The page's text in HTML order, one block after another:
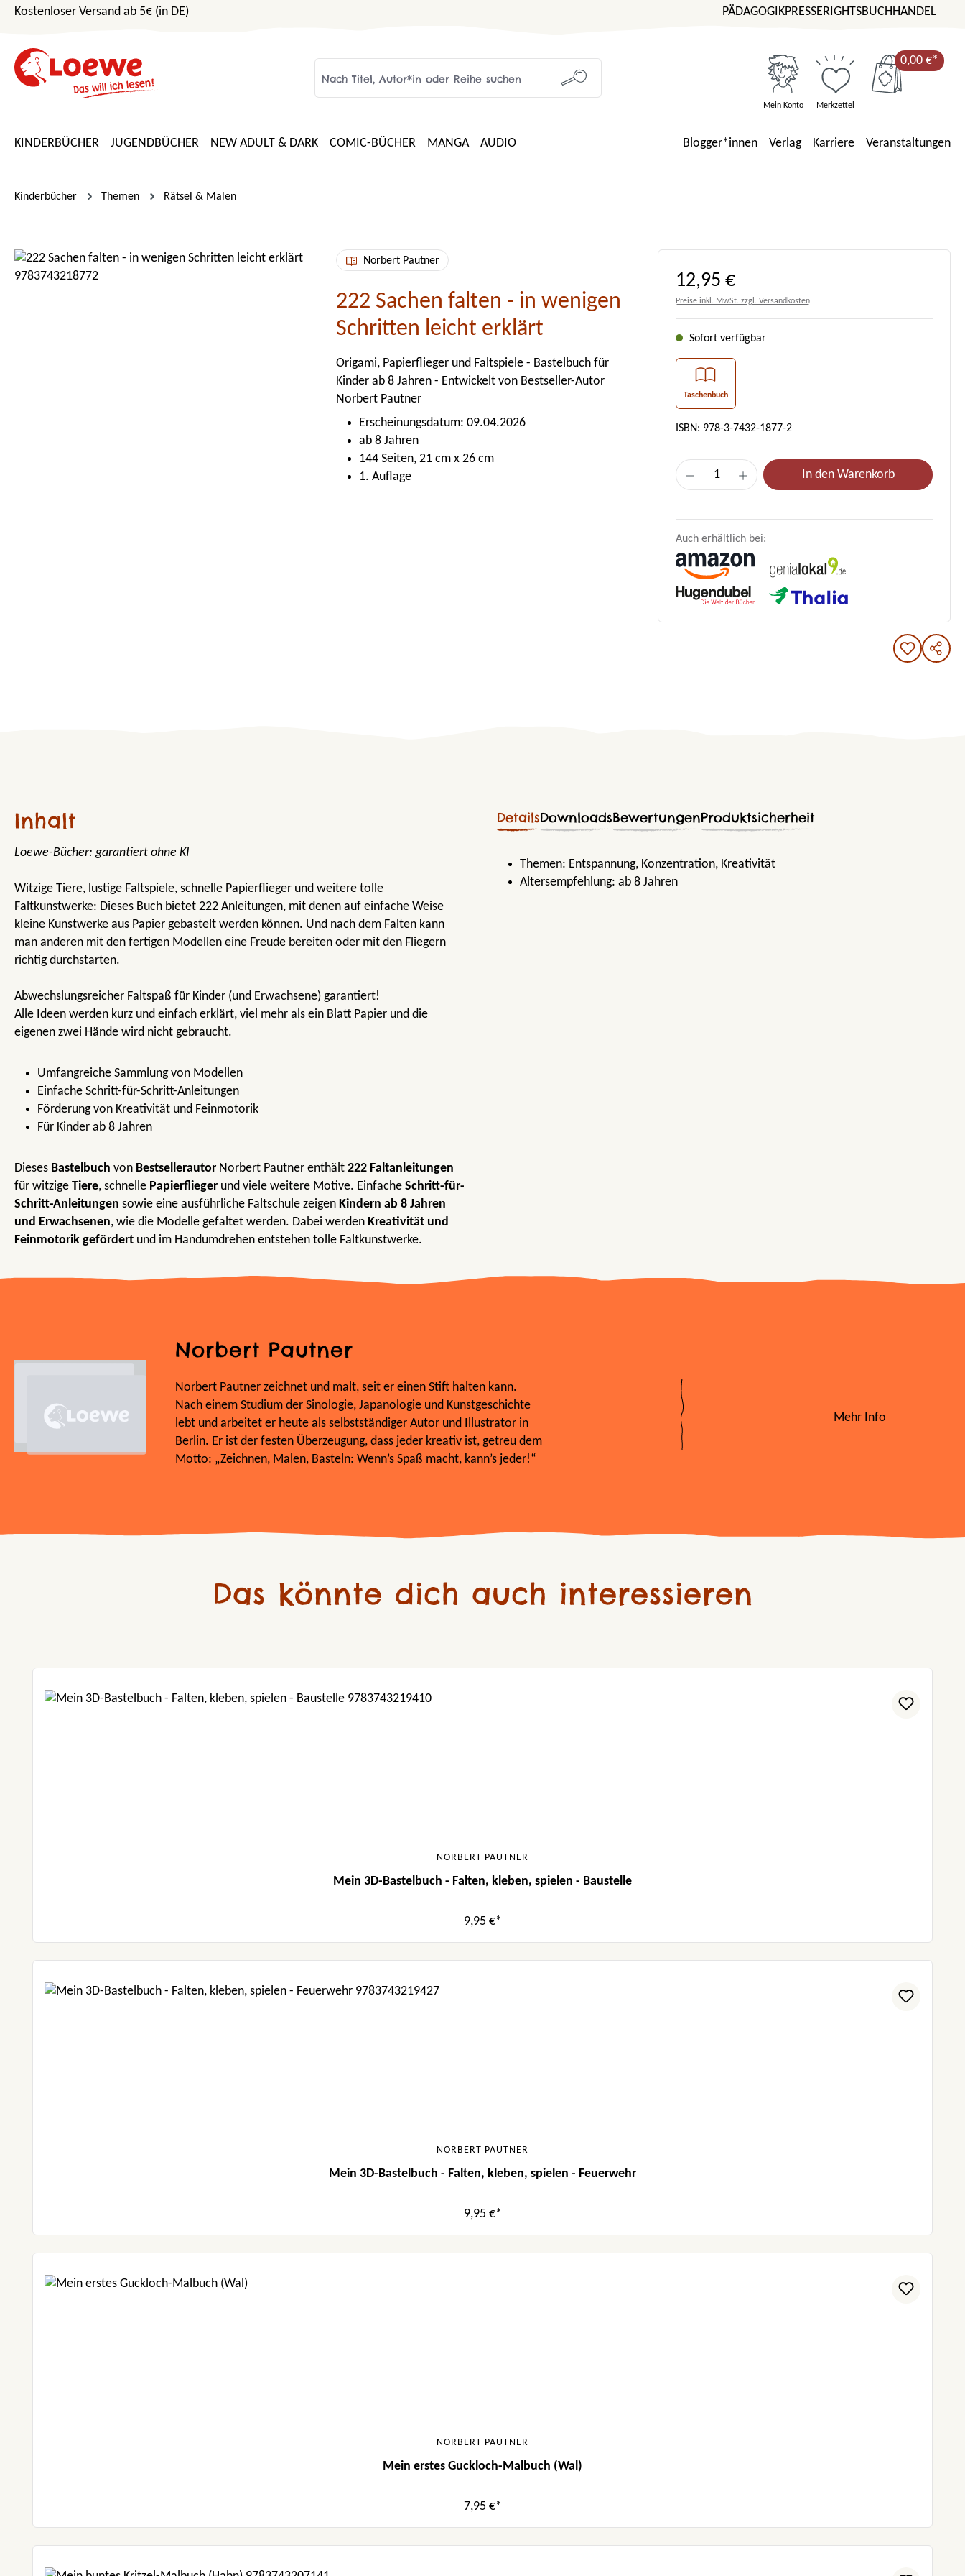
Hauptinhalt springen
Zur Suche springen
Zur Hauptnavigation springen
Kostenloser Versand ab 5€ (in DE) PÄDAGOGIKPRESSERIGHTSBUCHHANDEL
Mein Konto Merkzettel
0,00 €*
KINDERBÜCHER JUGENDBÜCHER NEW ADULT & DARK COMIC-BÜCHER MANGA AUDIO Blogger*innen Verlag Karriere Veranstaltungen
Kinderbücher Themen Rätsel & Malen
Bildergalerie überspringen Norbert Pautner
222 Sachen falten - in wenigen
Schritten leicht erklärt
Origami, Papierflieger und Faltspiele - Bastelbuch für
Kinder ab 8 Jahren - Entwickelt von Bestseller-Autor
Norbert Pautner
Erscheinungsdatum: 09.04.2026
ab 8 Jahren
144 Seiten, 21 cm x 26 cm
1. Auflage
Regulärer Preis:
12,95 €
Preise inkl. MwSt. zzgl. Versandkosten
Sofort verfügbar
Taschenbuch
ISBN: 978-3-7432-1877-2
Produkt Anzahl: Gib den gewünschten
In den Warenkorb
Auch erhältlich bei:
Inhalt
Loewe-Bücher: garantiert ohne KI
Witzige Tiere, lustige Faltspiele, schnelle Papierflieger und weitere tolle
Faltkunstwerke: Dieses Buch bietet 222 Anleitungen, mit denen auf einfache Weise
kleine Kunstwerke aus Papier gebastelt werden können. Und nach dem Falten kann
man anderen mit den fertigen Modellen eine Freude bereiten oder mit den Fliegern
richtig durchstarten.
Abwechslungsreicher Faltspaß für Kinder (und Erwachsene) garantiert!
Alle Ideen werden kurz und einfach erklärt, viel mehr als ein Blatt Papier und die
eigenen zwei Hände wird nicht gebraucht.
Umfangreiche Sammlung von Modellen
Einfache Schritt-für-Schritt-Anleitungen
Förderung von Kreativität und Feinmotorik
Für Kinder ab 8 Jahren
Dieses Bastelbuch von Bestsellerautor Norbert Pautner enthält 222 Faltanleitungen
für witzige Tiere, schnelle Papierflieger und viele weitere Motive. Einfache Schritt-für-
Schritt-Anleitungen sowie eine ausführliche Faltschule zeigen Kindern ab 8 Jahren
und Erwachsenen, wie die Modelle gefaltet werden. Dabei werden Kreativität und
Feinmotorik gefördert und im Handumdrehen entstehen tolle Faltkunstwerke.
DetailsDownloadsBewertungenProduktsicherheit
Themen: Entspannung, Konzentration, Kreativität
Altersempfehlung: ab 8 Jahren
Norbert Pautner
Norbert Pautner zeichnet und malt, seit er einen Stift halten kann.
Nach einem Studium der Sinologie, Japanologie und Kunstgeschichte
lebt und arbeitet er heute als selbstständiger Autor und Illustrator in
Berlin. Er ist der festen Überzeugung, dass jeder kreativ ist, getreu dem
Motto: „Zeichnen, Malen, Basteln: Wenn’s Spaß macht, kann’s jeder!“
Mehr Info
Das könnte dich auch interessieren
NORBERT PAUTNER
Mein 3D-Bastelbuch - Falten, kleben, spielen - Baustelle
9,95 €*
NORBERT PAUTNER
Mein 3D-Bastelbuch - Falten, kleben, spielen - Feuerwehr
9,95 €*
NORBERT PAUTNER
Mein erstes Guckloch-Malbuch (Wal)
7,95 €*